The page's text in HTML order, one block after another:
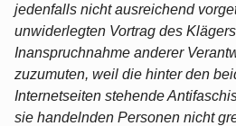
jedenfalls nicht ausreichend
unwiderlegten Vortrag des
Inanspruchnahme anderer
zuzumuten, weil die hinter den
Internetseiten stehende
sie handelnden Personen nicht